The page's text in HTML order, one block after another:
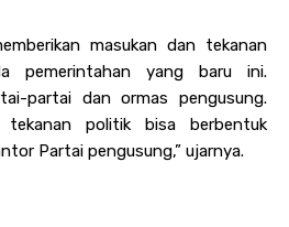
masukan dan tekanan
pemerintahan yang baru ini.
partai dan ormas pengusung.
politik bisa berbentuk
Partai pengusung,” ujarnya.